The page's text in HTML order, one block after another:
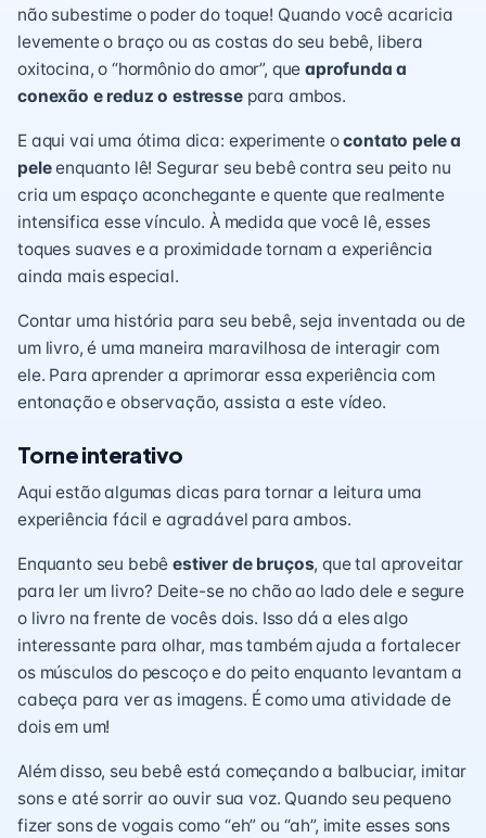
não subestime o poder do toque! Quando você acaricia
levemente o braço ou as costas do seu bebê, libera
oxitocina, o “hormônio do amor”, queaprofunda a
conexão e reduz o estressepara ambos.
E aqui vai uma ótima dica: experimente ocontato pele a
peleenquanto lê! Segurar seu bebê contra seu peito nu
cria um espaço aconchegante e quente que realmente
intensifica esse vínculo. À medida que você lê, esses
toques suaves e a proximidade tornam a experiência
ainda mais especial.
Contar uma história para seu bebê, seja inventada ou de
um livro, é uma maneira maravilhosa de interagir com
ele. Para aprender a aprimorar essa experiência com
entonação e observação,assista a este vídeo.
Torne interativo
Aqui estão algumas dicas para tornar a leitura uma
experiência fácil e agradável para ambos.
Enquanto seu bebêestiver de bruços, que tal aproveitar
para ler um livro? Deite-se no chão ao lado dele e segure
o livro na frente de vocês dois. Isso dá a eles algo
interessante para olhar, mas também ajuda a fortalecer
os músculos do pescoço e do peito enquanto levantam a
cabeça para ver as imagens. É como uma atividade de
dois em um!
Além disso, seu bebê está começando a balbuciar, imitar
sons e até sorrir ao ouvir sua voz. Quando seu pequeno
fizer sons de vogais como “eh” ou “ah”, imite esses sons